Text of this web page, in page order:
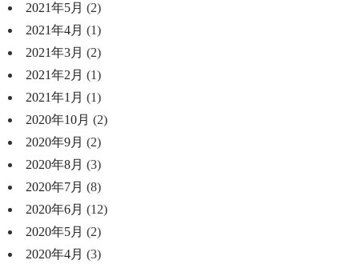
2021年5月 (2)
2021年4月 (1)
2021年3月 (2)
2021年2月 (1)
2021年1月 (1)
2020年10月 (2)
2020年9月 (2)
2020年8月 (3)
2020年7月 (8)
2020年6月 (12)
2020年5月 (2)
2020年4月 (3)